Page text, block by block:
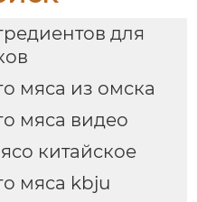
для
мяса из омска
мяса видео
китайское
мяса kbju